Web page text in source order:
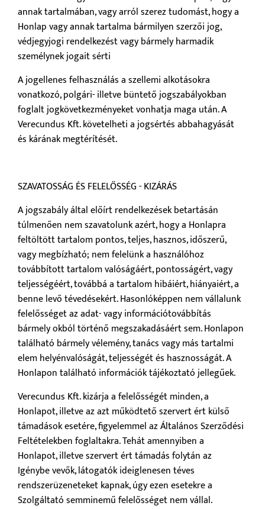
annak tartalmában, vagy arról szerez tudomást, hogy a
Honlap vagy annak tartalma bármilyen szerzői jog,
védjegyjogi rendelkezést vagy bármely harmadik
személynek jogait sérti
A jogellenes felhasználás a szellemi alkotásokra
vonatkozó, polgári- illetve büntető jogszabályokban
foglalt jogkövetkezményeket vonhatja maga után. A
Verecundus Kft. követelheti a jogsértés abbahagyását
és kárának megtérítését.
SZAVATOSSÁG ÉS FELELŐSSÉG - KIZÁRÁS
A jogszabály által előírt rendelkezések betartásán
túlmenően nem szavatolunk azért, hogy a Honlapra
feltöltött tartalom pontos, teljes, hasznos, időszerű,
vagy megbízható; nem felelünk a használóhoz
továbbított tartalom valóságáért, pontosságért, vagy
teljességéért, továbbá a tartalom hibáiért, hiányaiért, a
benne levő tévedésekért. Hasonlóképpen nem vállalunk
felelősséget az adat- vagy információtovábbítás
bármely okból történő megszakadásáért sem. Honlapon
található bármely vélemény, tanács vagy más tartalmi
elem helyénvalóságát, teljességét és hasznosságát. A
Honlapon található információk tájékoztató jellegűek.
Verecundus Kft. kizárja a felelősségét minden, a
Honlapot, illetve az azt működtető szervert ért külső
támadások esetére, figyelemmel az Általános Szerződési
Feltételekben foglaltakra. Tehát amennyiben a
Honlapot, illetve szervert ért támadás folytán az
Igénybe vevők, látogatók ideiglenesen téves
rendszerüzeneteket kapnak, úgy ezen esetekre a
Szolgáltató semminemű felelősséget nem vállal.